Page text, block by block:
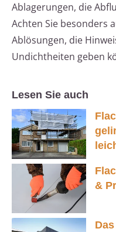
Ablagerungen, die
Achten Sie besonders
Ablösungen, die
Undichtheiten geben
Lesen Sie auch
&